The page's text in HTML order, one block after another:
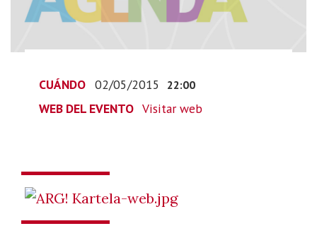
2015-
CUÁNDO 02/05/2015 22:00
WEB DEL EVENTO Visitar web